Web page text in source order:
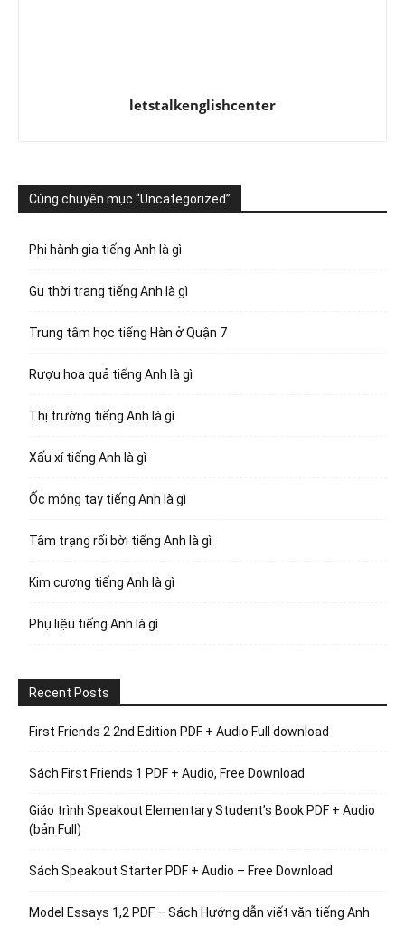
letstalkenglishcenter
Cùng chuyên mục “Uncategorized”
Phi hành gia tiếng Anh là gì
Gu thời trang tiếng Anh là gì
Trung tâm học tiếng Hàn ở Quận 7
Rượu hoa quả tiếng Anh là gì
Thị trường tiếng Anh là gì
Xấu xí tiếng Anh là gì
Ốc móng tay tiếng Anh là gì
Tâm trạng rối bời tiếng Anh là gì
Kim cương tiếng Anh là gì
Phụ liệu tiếng Anh là gì
Recent Posts
First Friends 2 2nd Edition PDF + Audio Full download
Sách First Friends 1 PDF + Audio, Free Download
Giáo trình Speakout Elementary Student’s Book PDF + Audio
(bản Full)
Sách Speakout Starter PDF + Audio – Free Download
Model Essays 1,2 PDF – Sách Hướng dẫn viết văn tiếng Anh